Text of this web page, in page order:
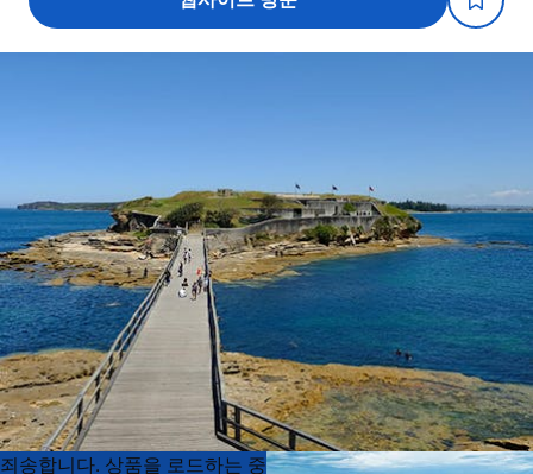
Product
Product
죄송합니다. 상품을 로드하는 중